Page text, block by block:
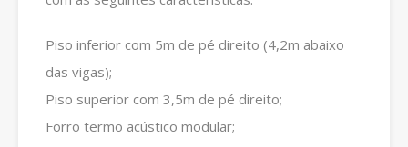
Piso inferior com 5m de pé direito (4,2m abaixo
das vigas);
Piso superior com 3,5m de pé direito;
Forro termo acústico modular;